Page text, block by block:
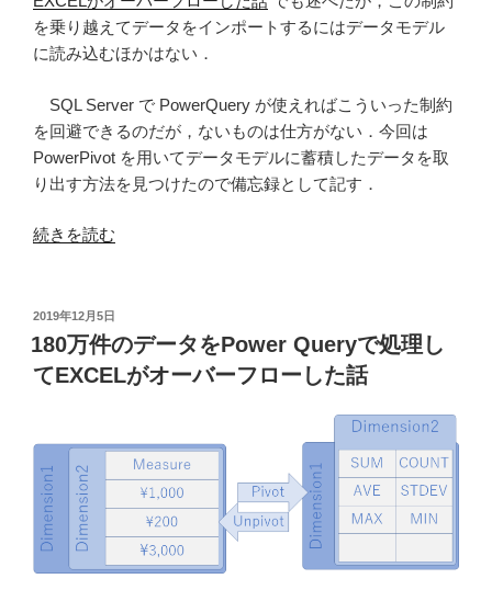
口
を
EXCEL
描
の
を乗り越えてデータをインポートするにはデータモデル
に読み込むほかはない．
SQL Server で PowerQuery が使えればこういった制約
を回避できるのだが，ないものは仕方がない．今回は
PowerPivot を用いてデータモデルに蓄積したデータを取
り出す方法を見つけたので備忘録として記す．
“PowerPivot
万
件
超
え
デ
ー
タ
を
取
り
続きを読む
投
稿
日:
2019年12月5日
180万件のデータをPower Queryで処理し
てEXCELがオーバーフローした話